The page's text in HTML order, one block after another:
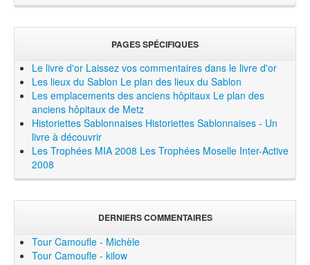
PAGES SPÉCIFIQUES
Le livre d'or Laissez vos commentaires dans le livre d'or
Les lieux du Sablon Le plan des lieux du Sablon
Les emplacements des anciens hôpitaux Le plan des
anciens hôpitaux de Metz
Historiettes Sablonnaises Historiettes Sablonnaises - Un
livre à découvrir
Les Trophées MIA 2008 Les Trophées Moselle Inter-Active
2008
DERNIERS COMMENTAIRES
Tour Camoufle - Michèle
Tour Camoufle - kilow